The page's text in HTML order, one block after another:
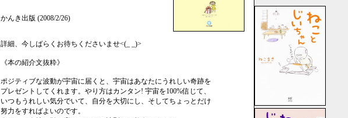
かんき出版 (2008/2/26)
詳細、今しばらくお待ちくださいませ<(_ _)>
《本の紹介文抜粋》
ポジティブな波動が宇宙に届くと、宇宙はあなたにうれしい奇跡を
プレゼントしてくれます。やり方はカンタン! 宇宙を100%信じて、
いつもうれしい気分でいて、自分を大切にし、そしてちょっとだけ
努力をすればよいのです。